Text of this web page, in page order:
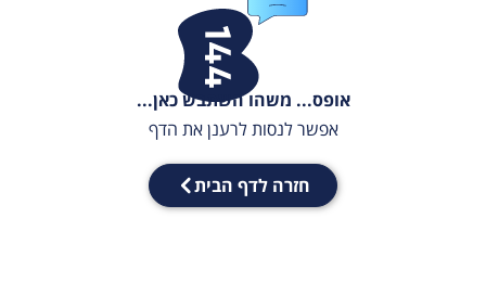
אופס... משהו השתבש כאן...
אפשר לנסות לרענן את הדף
חזרה לדף הבית